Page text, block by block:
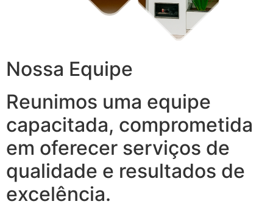
Nossa Equipe
Reunimos uma equipe
capacitada, comprometida
em oferecer serviços de
qualidade e resultados de
excelência.